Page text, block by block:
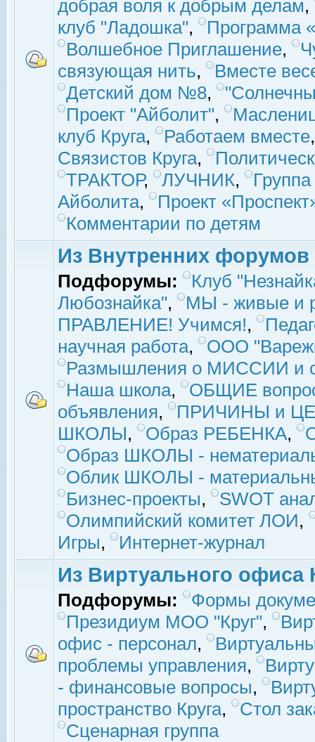
добрая воля к добрым делам,
клуб "Ладошка",
Программа
Волшебное Приглашение,
связующая нить,
Вместе
Детский дом №8,
Проект "Айболит",
клуб Круга, Работаем вместе
Связистов Круга,
ТРАКТОР, ЛУЧНИК,
Айболита,
Проект
Комментарии по детям
Из Внутренних форумов
Подфорумы:
Клуб
Любознайка",
МЫ - живые и
ПРАВЛЕНИЕ! Учимся!,
научная работа,
ООО
Размышления о МИССИИ и
Наша школа,
ОБЩИЕ
объявления,
ПРИЧИНЫ и
ШКОЛЫ, Образ РЕБЕНКА,
Образ ШКОЛЫ -
Облик ШКОЛЫ -
Бизнес-проекты,
SWOT
Олимпийский комитет ЛОИ,
Игры, Интернет-журнал
Из Виртуального офиса
Подфорумы:
Формы
Президиум МОО "Круг",
офис - персонал,
проблемы управления,
- финансовые вопросы,
пространство Круга,
Стол
Сценарная группа